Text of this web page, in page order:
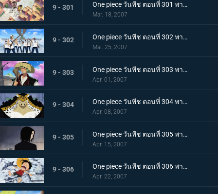
9 - 301 One piece วันพีช ตอนที่ 301 พากย์ไทย สแปนดั้มตกตะลึง! วีรบุรุษรุกขึ้นที่หอตุลาการ
Mar. 18, 2007
9 - 302 One piece วันพีช ตอนที่ 302 พากย์ไทย ปลดปล่อยโรบิ้น! ศึกเดือด ลูฟี่ ปะทะ ลุจจิ
Mar. 25, 2007
9 - 303 One piece วันพีช ตอนที่ 303 พากย์ไทย คนร้ายคือนายตำรวจลูฟี่! ไล่ตามต้นซากุระยักษ์ที่หายไป
Apr. 01, 2007
9 - 304 One piece วันพีช ตอนที่ 304 พากย์ไทย ไม่ชนะก็ปกป้องไม่ได้! เดินหน้าเกียร์สาม!
Apr. 08, 2007
9 - 305 One piece วันพีช ตอนที่ 305 พากย์ไทย อดีตที่น่าสะพรึงกลัว! ความยุติธรรมที่มืดมิด กับ ร๊อบ ลุจจิ
Apr. 15, 2007
9 - 306 One piece วันพีช ตอนที่ 306 พากย์ไทย นางเงือกมายาปรากฏตัว? ท่ามกลางสติที่เลือนลาง
Apr. 22, 2007